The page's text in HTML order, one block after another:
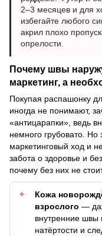
2–3 месяцев и для
избегайте любого
акрил плохо
опрелости.
Почему швы
маркетинг, а
Покупая распашонку
иногда не понимают,
«антицарапки», ведь
немного грубовато. Но
маркетинговый ход и
забота о здоровье и
почему без них не
Кожа
взрослого —
внутренние швы
натёртости и